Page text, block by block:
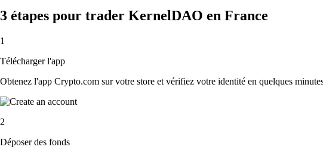
3 étapes pour trader KernelDAO en France
1
Télécharger l'app
Obtenez l'app Crypto.com sur votre store et vérifiez votre identité en quelques
2
Déposer des fonds